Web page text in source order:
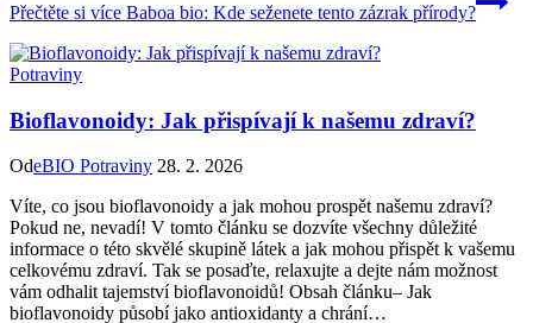
Přečtěte si více Baboa bio: Kde seženete tento zázrak přírody?
Potraviny
Bioflavonoidy: Jak přispívají k našemu zdraví?
OdeBIO Potraviny 28. 2. 2026
Víte, co jsou bioflavonoidy a jak mohou prospět našemu zdraví?
Pokud ne, nevadí! V tomto článku se dozvíte všechny důležité
informace o této skvělé skupině látek a jak mohou přispět k vašemu
celkovému zdraví. Tak se posaďte, relaxujte a dejte nám možnost
vám odhalit tajemství bioflavonoidů! Obsah článku– Jak
bioflavonoidy působí jako antioxidanty a chrání…